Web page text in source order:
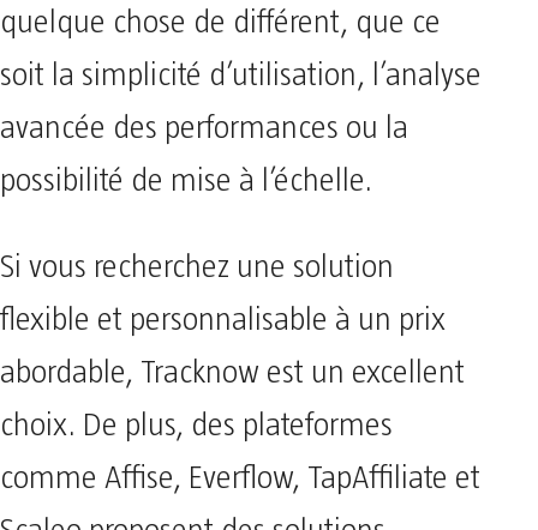
quelque chose de différent, que ce
soit la simplicité d’utilisation, l’analyse
avancée des performances ou la
possibilité de mise à l’échelle.
Si vous recherchez une solution
flexible et personnalisable à un prix
abordable, Tracknow est un excellent
choix. De plus, des plateformes
comme Affise, Everflow, TapAffiliate et